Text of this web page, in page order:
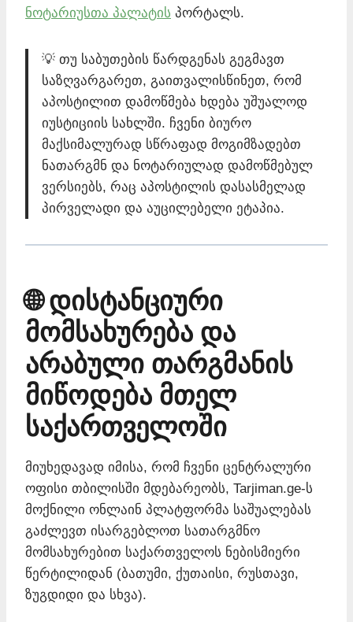
ნოტარიუსთა პალატის პორტალს.
💡 თუ საბუთების წარდგენას გეგმავთ
საზღვარგარეთ, გაითვალისწინეთ, რომ
აპოსტილით დამოწმება ხდება უშუალოდ
იუსტიციის სახლში. ჩვენი ბიურო
მაქსიმალურად სწრაფად მოგიმზადებთ
ნათარგმნ და ნოტარიულად დამოწმებულ
ვერსიებს, რაც აპოსტილის დასასმელად
პირველადი და აუცილებელი ეტაპია.
🌐 დისტანციური
მომსახურება და
არაბული თარგმანის
მიწოდება მთელ
საქართველოში
მიუხედავად იმისა, რომ ჩვენი ცენტრალური
ოფისი თბილისში მდებარეობს, Tarjiman.ge-ს
მოქნილი ონლაინ პლატფორმა საშუალებას
გაძლევთ ისარგებლოთ სათარგმნო
მომსახურებით საქართველოს ნებისმიერი
წერტილიდან (ბათუმი, ქუთაისი, რუსთავი,
ზუგდიდი და სხვა).